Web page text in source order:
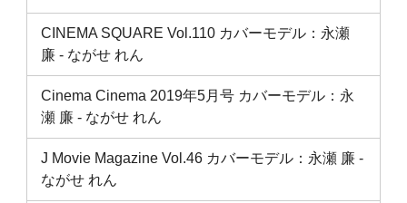
CINEMA SQUARE Vol.110 カバーモデル：永瀬
廉 ‐ ながせ れん
Cinema Cinema 2019年5月号 カバーモデル：永
瀬 廉 ‐ ながせ れん
J Movie Magazine Vol.46 カバーモデル：永瀬 廉 ‐
ながせ れん